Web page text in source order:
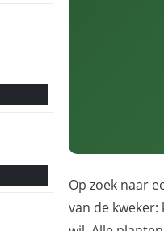
Op zoek naar
van de